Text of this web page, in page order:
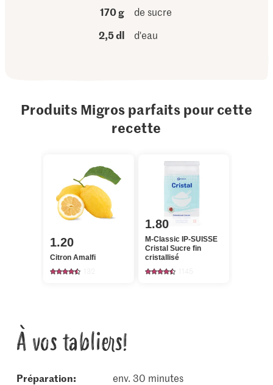
170 g
de sucre
2,5 dl
d'eau
Produits Migros parfaits pour cette
recette
1.20
Citron Amalfi
1.80
M-Classic IP-SUISSE
Cristal Sucre fin
cristallisé
À vos tabliers!
Préparation:
env. 30 minutes